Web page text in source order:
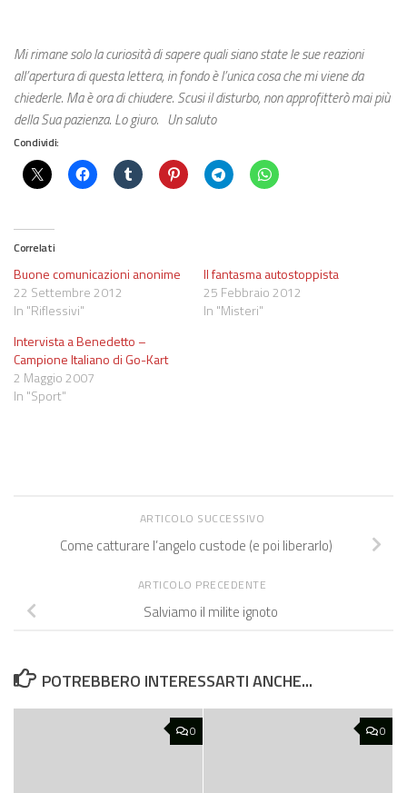
Mi rimane solo la curiosità di sapere quali siano state le sue reazioni
all’apertura di questa lettera, in fondo è l’unica cosa che mi viene da
chiederle. Ma è ora di chiudere. Scusi il disturbo, non approfitterò mai più
della Sua pazienza. Lo giuro. Un saluto
Condividi:
Correlati
Buone comunicazioni anonime
22 Settembre 2012
In "Riflessivi"
Il fantasma autostoppista
25 Febbraio 2012
In "Misteri"
Intervista a Benedetto –
Campione Italiano di Go-Kart
2 Maggio 2007
In "Sport"
ARTICOLO SUCCESSIVO
Come catturare l’angelo custode (e poi liberarlo)
ARTICOLO PRECEDENTE
Salviamo il milite ignoto
POTREBBERO INTERESSARTI ANCHE...
0 0